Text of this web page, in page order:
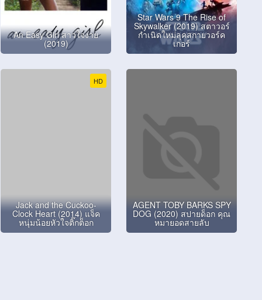
An Easy Girl สาวใจง่าย
(2019)
Star Wars 9 The Rise of
Skywalker (2019) สตาวอร์
กำเนิดใหม่ลุคสกายวอร์ค
เกอร์
HD
Jack and the Cuckoo-
Clock Heart (2014) แจ็ค
หนุ่มน้อยหัวใจติ๊กต็อก
AGENT TOBY BARKS SPY
DOG (2020) สปายด็อก คุณ
หมายอดสายลับ